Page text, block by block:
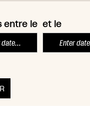
entre le et le